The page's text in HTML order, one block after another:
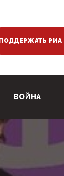
ПОДДЕРЖАТЬ РИА
ВОЙНА